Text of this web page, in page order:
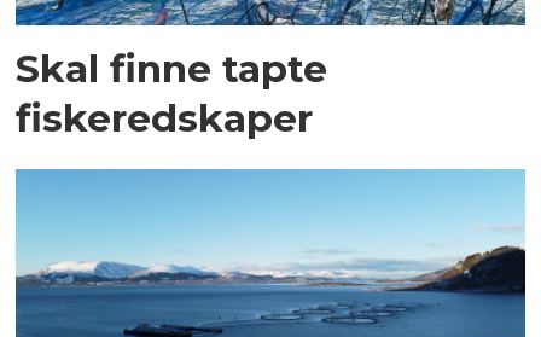
Skal finne tapte
fiskeredskaper